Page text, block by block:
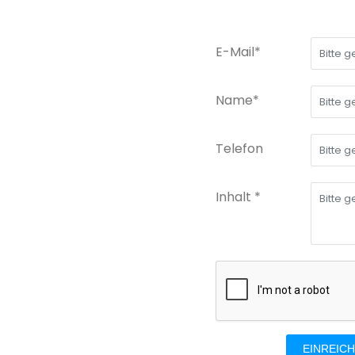
E-Mail*
Name*
Telefon
Inhalt *